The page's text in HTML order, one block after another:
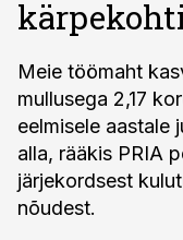
Meie töömaht
mullusega 2,17
eelmisele aastale
alla, rääkis PRIA
järjekordsest
nõudest.